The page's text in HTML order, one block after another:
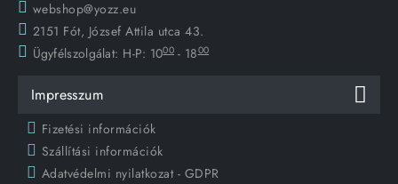
webshop@yozz.eu
2151 Fót, József Attila utca 43.
Ügyfélszolgálat: H-P: 1000 - 1800
Impresszum
Fizetési információk
Szállítási információk
Adatvédelmi nyilatkozat - GDPR